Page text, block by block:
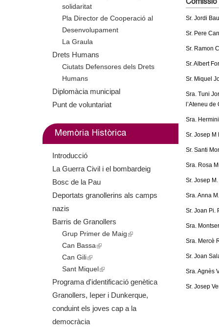
n
Comissió
Sr. Jordi
Sr. Pere
Sr. Ramon
Sr. Albert
Sr. Miquel
Sra. Tuni
l’Ateneu
Sra.
Sr. Josep
Sr. Santi
Sra. Rosa
Sr. Josep
Sra. Anna
Sr. Joan Pi.
Sra.
Sra. Mercè
Sr. Joan
Sra. Agnès
Sr. Josep
solidaritat
Pla Director de Cooperació al
Desenvolupament
La Graula
Drets Humans
Ciutats Defensores dels Drets
Humans
Diplomàcia municipal
Punt de voluntariat
Memòria Històrica
Introducció
La Guerra Civil i el bombardeig
Bosc de la Pau
Deportats granollerins als camps
nazis
Barris de Granollers
Grup Primer de Maig (
k
i
Can Bassa(
i
n
k
Can Gili(
l
i
n
Sant Miquel (
l
i
Programa d'identificació genètica
Granollers, Ieper i Dunkerque,
conduint els joves cap a la
democràcia